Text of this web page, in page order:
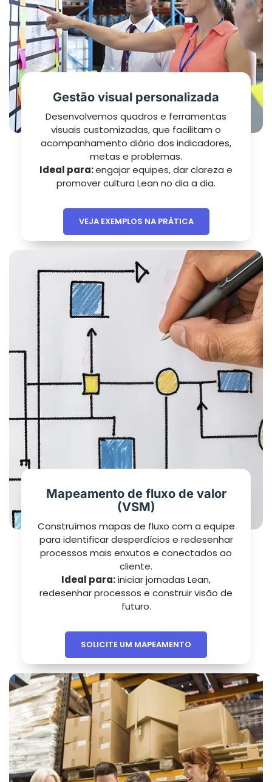
Gestão visual personalizada
Desenvolvemos quadros e ferramentas
visuais customizadas, que facilitam o
acompanhamento diário dos indicadores,
metas e problemas.
Ideal para:engajar equipes, dar clareza e
promover cultura Lean no dia a dia.
VEJA EXEMPLOS NA PRÁTICA
Mapeamento de fluxo de valor
(VSM)
Construímos mapas de fluxo com a equipe
para identificar desperdícios e redesenhar
processos mais enxutos e conectados ao
cliente.
Ideal para:iniciar jornadas Lean,
redesenhar processos e construir visão de
futuro.
SOLICITE UM MAPEAMENTO